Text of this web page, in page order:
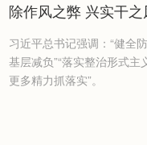
除作风之弊 兴实干之
习近平总书记强调：“健全
基层减负”“落实整治形式
更多精力抓落实”。